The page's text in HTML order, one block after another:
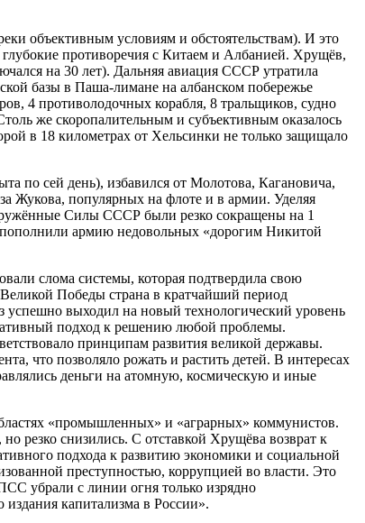
объективным условиям и обстоятельствам). И это
противоречия с Китаем и Албанией. Хрущёв,
на 30 лет). Дальняя авиация СССР утратила
базы в Паша-лимане на албанском побережье
4 противолодочных корабля, 8 тральщиков, судно
же скоропалительным и субъективным оказалось
в 18 километрах от Хельсинки не только защищало
по сей день), избавился от Молотова, Кагановича,
Жукова, популярных на флоте и в армии. Уделяя
Силы СССР были резко сокращены на 1
армию недовольных «дорогим Никитой
слома системы, которая подтвердила свою
Победы страна в кратчайший период
успешно выходил на новый технологический уровень
подход к решению любой проблемы.
принципам развития великой державы.
что позволяло рожать и растить детей. В интересах
деньги на атомную, космическую и иные
«промышленных» и «аграрных» коммунистов.
резко снизились. С отставкой Хрущёва возврат к
подхода к развитию экономики и социальной
преступностью, коррупцией во власти. Это
убрали с линии огня только изрядно
издания капитализма в России».